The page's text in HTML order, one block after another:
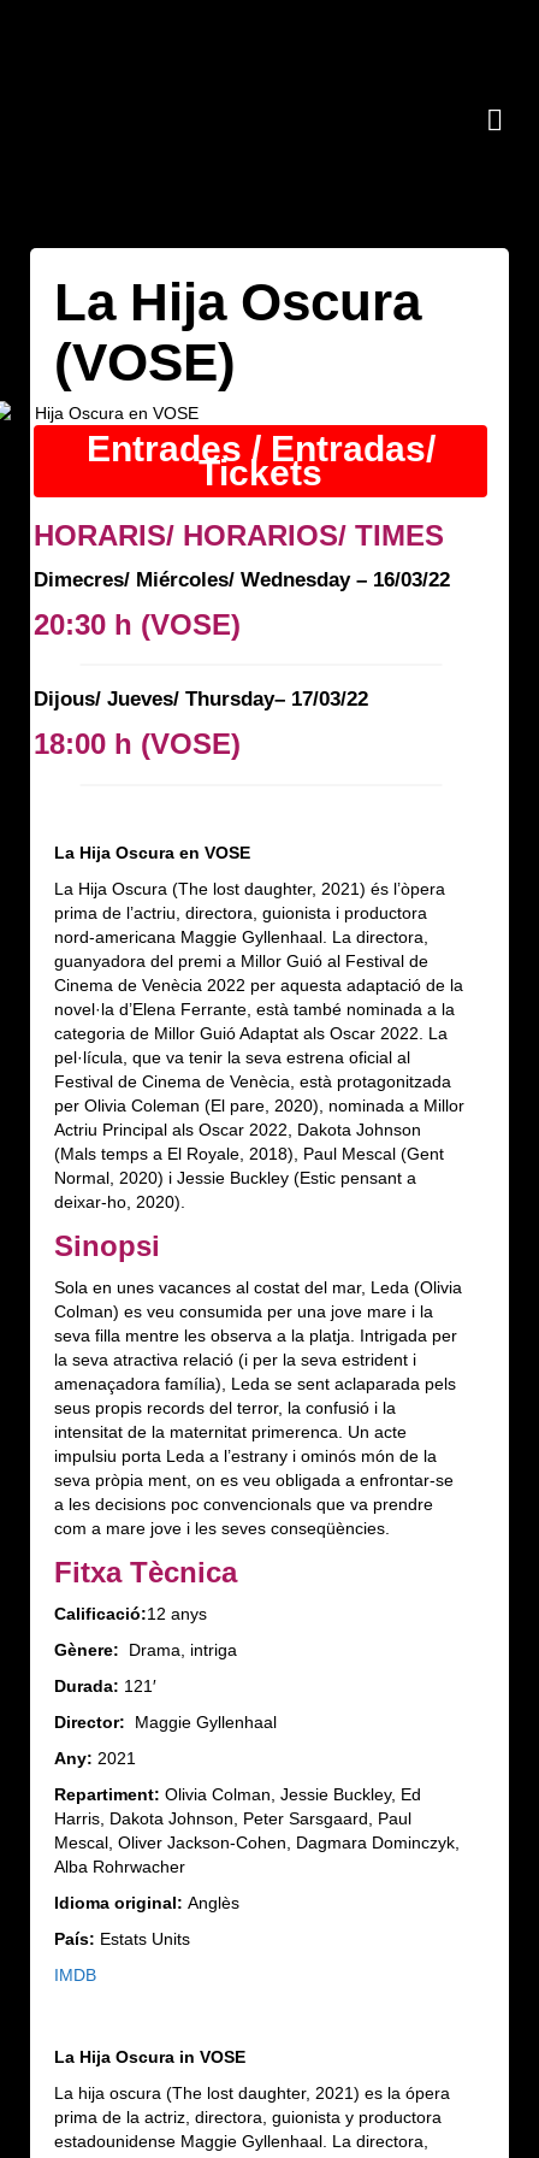
La Hija Oscura
(VOSE)
Entrades / Entradas/
Tickets
HORARIS/ HORARIOS/ TIMES
Dimecres/ Miércoles/ Wednesday – 16/03/22
20:30 h (VOSE)
Dijous/ Jueves/ Thursday– 17/03/22
18:00 h (VOSE)
La Hija Oscura en VOSE
La Hija Oscura (The lost daughter, 2021) és l’òpera
prima de l’actriu, directora, guionista i productora
nord-americana Maggie Gyllenhaal. La directora,
guanyadora del premi a Millor Guió al Festival de
Cinema de Venècia 2022 per aquesta adaptació de la
novel·la d’Elena Ferrante, està també nominada a la
categoria de Millor Guió Adaptat als Oscar 2022. La
pel·lícula, que va tenir la seva estrena oficial al
Festival de Cinema de Venècia, està protagonitzada
per Olivia Coleman (El pare, 2020), nominada a Millor
Actriu Principal als Oscar 2022, Dakota Johnson
(Mals temps a El Royale, 2018), Paul Mescal (Gent
Normal, 2020) i Jessie Buckley (Estic pensant a
deixar-ho, 2020).
Sinopsi
Sola en unes vacances al costat del mar, Leda (Olivia
Colman) es veu consumida per una jove mare i la
seva filla mentre les observa a la platja. Intrigada per
la seva atractiva relació (i per la seva estrident i
amenaçadora família), Leda se sent aclaparada pels
seus propis records del terror, la confusió i la
intensitat de la maternitat primerenca. Un acte
impulsiu porta Leda a l’estrany i ominós món de la
seva pròpia ment, on es veu obligada a enfrontar-se
a les decisions poc convencionals que va prendre
com a mare jove i les seves conseqüències.
Fitxa Tècnica
Calificació:12 anys
Gènere: Drama, intriga
Durada: 121′
Director: Maggie Gyllenhaal
Any: 2021
Repartiment: Olivia Colman, Jessie Buckley, Ed
Harris, Dakota Johnson, Peter Sarsgaard, Paul
Mescal, Oliver Jackson-Cohen, Dagmara Dominczyk,
Alba Rohrwacher
Idioma original: Anglès
País: Estats Units
IMDB
La Hija Oscura in VOSE
La hija oscura (The lost daughter, 2021) es la ópera
prima de la actriz, directora, guionista y productora
estadounidense Maggie Gyllenhaal. La directora,